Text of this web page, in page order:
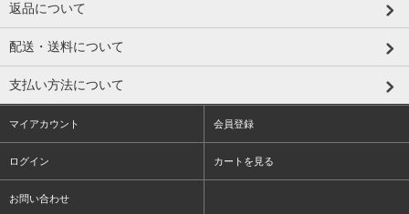
返品について
配送・送料について
支払い方法について
マイアカウント 会員登録
ログイン カートを見る
お問い合わせ